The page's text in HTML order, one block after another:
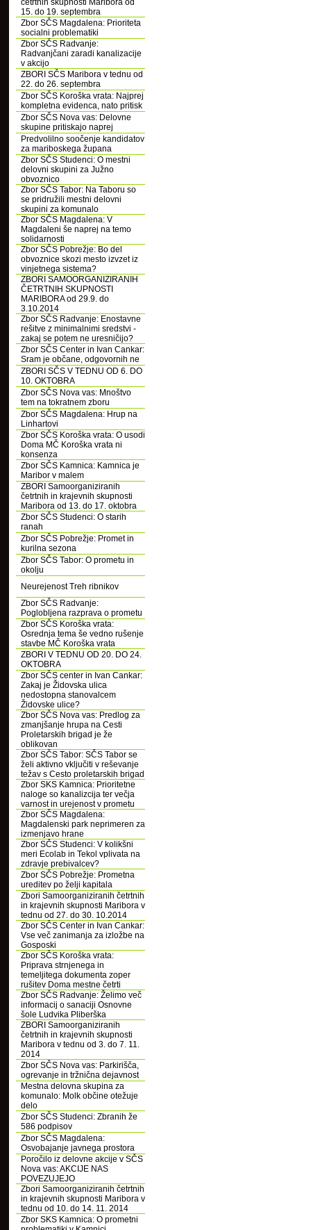
četrtnih skupnosti Maribora od
15. do 19. septembra
Zbor SČS Magdalena: Prioriteta
socialni problematiki
Zbor SČS Radvanje:
Radvanjčani zaradi kanalizacije
v akcijo
ZBORI SČS Maribora v tednu od
22. do 26. septembra
Zbor SČS Koroška vrata: Najprej
kompletna evidenca, nato pritisk
Zbor SČS Nova vas: Delovne
skupine pritiskajo naprej
Predvolilno soočenje kandidatov
za mariboskega župana
Zbor SČS Studenci: O mestni
delovni skupini za Južno
obvoznico
Zbor SČS Tabor: Na Taboru so
se pridružili mestni delovni
skupini za komunalo
Zbor SČS Magdalena: V
Magdaleni še naprej na temo
solidarnosti
Zbor SČS Pobrežje: Bo del
obvoznice skozi mesto izvzet iz
vinjetnega sistema?
ZBORI SAMOORGANIZIRANIH
ČETRTNIH SKUPNOSTI
MARIBORA od 29.9. do
3.10.2014
Zbor SČS Radvanje: Enostavne
rešitve z minimalnimi sredstvi -
zakaj se potem ne uresničijo?
Zbor SČS Center in Ivan Cankar:
Sram je občane, odgovornih ne
ZBORI SČS V TEDNU OD 6. DO
10. OKTOBRA
Zbor SČS Nova vas: Mnoštvo
tem na tokratnem zboru
Zbor SČS Magdalena: Hrup na
Linhartovi
Zbor SČS Koroška vrata: O usodi
Doma MČ Koroška vrata ni
konsenza
Zbor SČS Kamnica: Kamnica je
Maribor v malem
ZBORI Samoorganiziranih
četrtnih in krajevnih skupnosti
Maribora od 13. do 17. oktobra
Zbor SČS Studenci: O starih
ranah
Zbor SČS Pobrežje: Promet in
kurilna sezona
Zbor SČS Tabor: O prometu in
okolju
Neurejenost Treh ribnikov
Zbor SČS Radvanje:
Poglobljena razprava o prometu
Zbor SČS Koroška vrata:
Osrednja tema še vedno rušenje
stavbe MČ Koroška vrata
ZBORI V TEDNU OD 20. DO 24.
OKTOBRA
Zbor SČS center in Ivan Cankar:
Zakaj je Židovska ulica
nedostopna stanovalcem
Židovske ulice?
Zbor SČS Nova vas: Predlog za
zmanjšanje hrupa na Cesti
Proletarskih brigad je že
oblikovan
Zbor SČS Tabor: SČS Tabor se
želi aktivno vključiti v reševanje
težav s Cesto proletarskih brigad
Zbor SKS Kamnica: Prioritetne
naloge so kanalizcija ter večja
varnost in urejenost v prometu
Zbor SČS Magdalena:
Magdalenski park neprimeren za
izmenjavo hrane
Zbor SČS Studenci: V kolikšni
meri Ecolab in Tekol vplivata na
zdravje prebivalcev?
Zbor SČS Pobrežje: Prometna
ureditev po želji kapitala
Zbori Samoorganiziranih četrtnih
in krajevnih skupnosti Maribora v
tednu od 27. do 30. 10.2014
Zbor SČS Center in Ivan Cankar:
Vse več zanimanja za izložbe na
Gosposki
Zbor SČS Koroška vrata:
Priprava strnjenega in
temeljitega dokumenta zoper
rušitev Doma mestne četrti
Zbor SČS Radvanje: Želimo več
informacij o sanaciji Osnovne
šole Ludvika Pliberška
ZBORI Samoorganiziranih
četrtnih in krajevnih skupnosti
Maribora v tednu od 3. do 7. 11.
2014
Zbor SČS Nova vas: Parkirišča,
ogrevanje in tržnična dejavnost
Mestna delovna skupina za
komunalo: Molk občine otežuje
delo
Zbor SČS Studenci: Zbranih že
586 podpisov
Zbor SČS Magdalena:
Osvobajanje javnega prostora
Poročilo iz delovne akcije v SČS
Nova vas: AKCIJE NAS
POVEZUJEJO
Zbori Samoorganiziranih četrtnih
in krajevnih skupnosti Maribora v
tednu od 10. do 14. 11. 2014
Zbor SKS Kamnica: O prometni